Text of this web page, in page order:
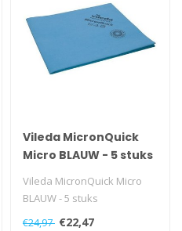
Vileda MicronQuick
Micro BLAUW - 5 stuks
Vileda MicronQuick Micro
BLAUW - 5 stuks
€24,97 €22,47